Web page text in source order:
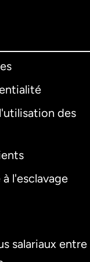
des
l'esclavage
salariaux entre